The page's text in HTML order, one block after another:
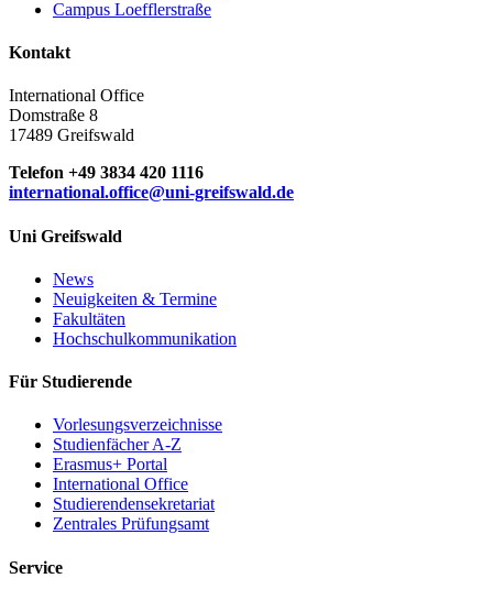
Campus Loefflerstraße
Kontakt
International Office
Domstraße 8
17489 Greifswald
Telefon +49 3834 420 1116
international.office@uni-greifswald.de
Uni Greifswald
News
Neuigkeiten & Termine
Fakultäten
Hochschulkommunikation
Für Studierende
Vorlesungsverzeichnisse
Studienfächer A-Z
Erasmus+ Portal
International Office
Studierendensekretariat
Zentrales Prüfungsamt
Service